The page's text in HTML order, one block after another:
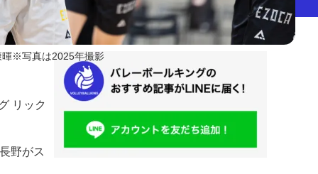
暉※写真は2025年撮影
リック
野がス